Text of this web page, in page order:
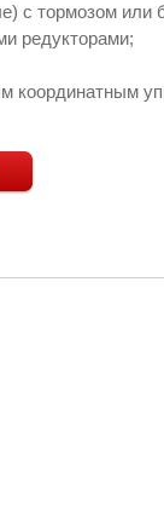
с тормозом или
редукторами;
координатным